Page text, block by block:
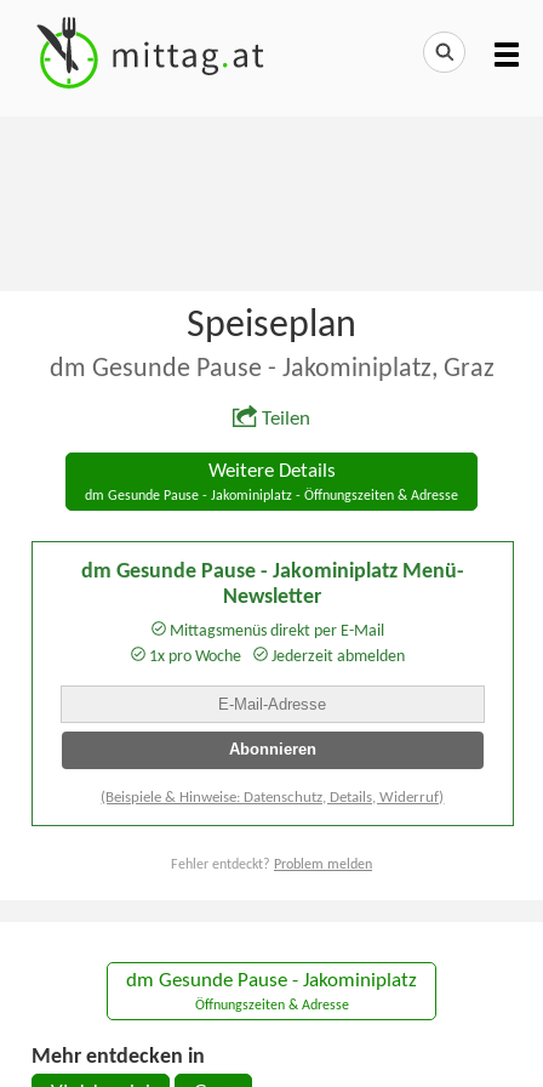
Speiseplan
dm Gesunde Pause - Jakominiplatz, Graz
Teilen
Weitere Details
dm Gesunde Pause - Jakominiplatz - Öffnungszeiten & Adresse
dm Gesunde Pause - Jakominiplatz Menü-
Newsletter
Mittagsmenüs direkt per E-Mail
1x pro Woche
Jederzeit abmelden
(Beispiele & Hinweise: Datenschutz, Details, Widerruf)
Fehler entdeckt? Problem melden
dm Gesunde Pause - Jakominiplatz
Öffnungszeiten & Adresse
Mehr entdecken in